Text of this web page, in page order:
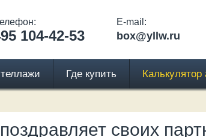
104-42-53
E-mail:
box@yllw.ru
Где купить
своих